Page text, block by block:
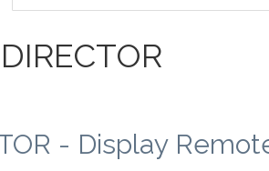
- Display